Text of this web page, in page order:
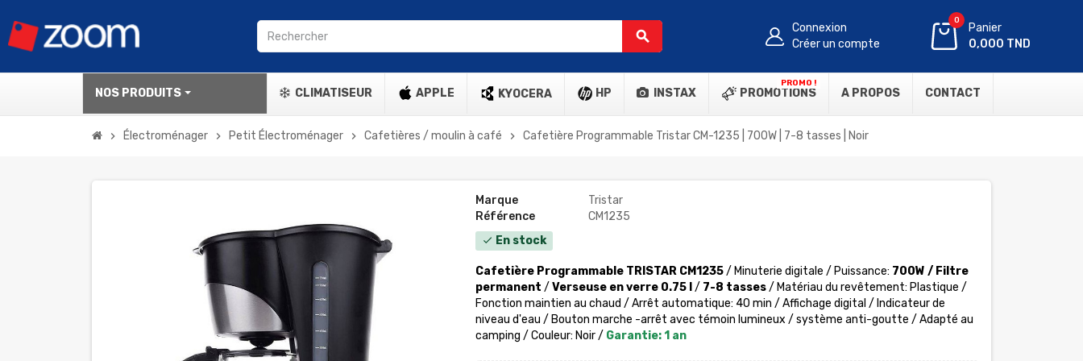
search
Connexion
Créer un compte
0
Panier
0,000 TND
NOS PRODUITS CLIMATISEUR APPLE KYOCERA HP INSTAX PROMOTIONS
PROMO !
A PROPOS CONTACT
chevron_right Électroménager chevron_right Petit Électroménager chevron_right Cafetières / moulin à café chevron_right Cafetière Programmable Tristar CM-1235 | 700W | 7-8 tasses | Noir
Marque
Tristar
Référence
CM1235
check En stock
Cafetière Programmable TRISTAR CM1235/ Minuterie digitale / Puissance: 700W / Filtre
permanent / Verseuse en verre 0.75 l / 7-8 tasses/ Matériau du revêtement: Plastique /
Fonction maintien au chaud / Arrêt automatique: 40 min / Affichage digital / Indicateur de
niveau d'eau / Bouton marche -arrêt avec témoin lumineux / système anti-goutte / Adapté au
camping / Couleur: Noir / Garantie: 1 an